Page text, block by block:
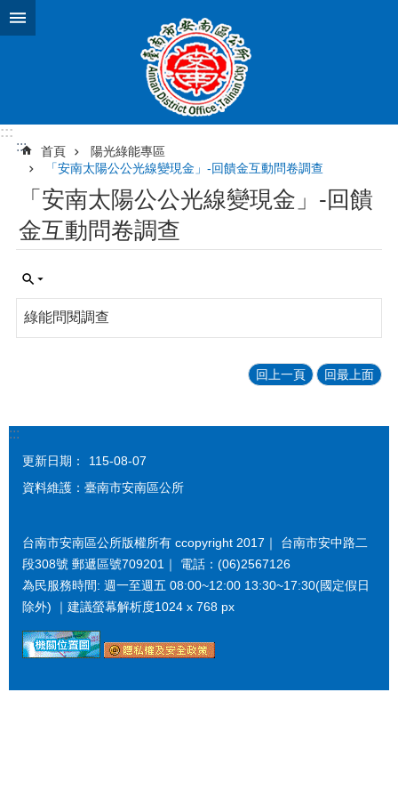
跳到主要內容區塊
:::
:::
首頁
陽光綠能專區
「安南太陽公公光線變現金」-回饋金互動問卷調查
「安南太陽公公光線變現金」-回饋
金互動問卷調查
綠能問閱調查
回上一頁 回最上面
:::
更新日期：
115-08-07
資料維護：臺南市安南區公所
台南市安南區公所版權所有 ccopyright 2017｜ 台南市安中路二
段308號 郵遞區號709201｜ 電話：(06)2567126
為民服務時間: 週一至週五 08:00~12:00 13:30~17:30(國定假日
除外) ｜建議螢幕解析度1024 x 768 px